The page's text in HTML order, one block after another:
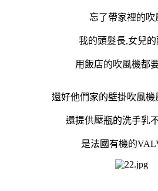
忘了帶家裡的吹
我的頭髮長,女兒的
用飯店的吹風機都
還好他們家的壁掛吹風機
還提供壓瓶的洗手乳
是法國有機的